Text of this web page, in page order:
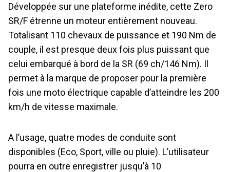
Développée sur une plateforme inédite, cette Zero
SR/F étrenne un moteur entièrement nouveau.
Totalisant 110 chevaux de puissance et 190 Nm de
couple, il est presque deux fois plus puissant que
celui embarqué à bord de la SR (69 ch/146 Nm). Il
permet à la marque de proposer pour la première
fois une moto électrique capable d’atteindre les 200
km/h de vitesse maximale.
A l’usage, quatre modes de conduite sont
disponibles (Eco, Sport, ville ou pluie). L’utilisateur
pourra en outre enregistrer jusqu’à 10